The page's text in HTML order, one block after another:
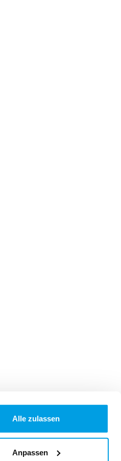
Alle zulassen
Anpassen